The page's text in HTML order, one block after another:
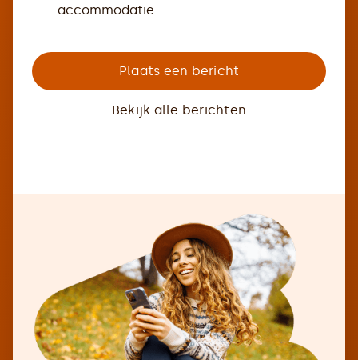
accommodatie.
Plaats een bericht
Bekijk alle berichten